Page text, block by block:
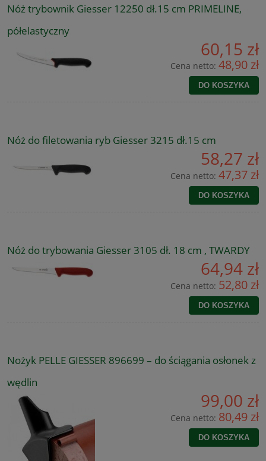
Nóż trybownik Giesser 12250 dł.15 cm PRIMELINE,
półelastyczny
60,15 zł
Cena netto: 48,90 zł
DO KOSZYKA
Nóż do filetowania ryb Giesser 3215 dł.15 cm
58,27 zł
Cena netto: 47,37 zł
DO KOSZYKA
Nóż do trybowania Giesser 3105 dł. 18 cm , TWARDY
64,94 zł
Cena netto: 52,80 zł
DO KOSZYKA
Nożyk PELLE GIESSER 896699 – do ściągania osłonek z
wędlin
99,00 zł
Cena netto: 80,49 zł
DO KOSZYKA